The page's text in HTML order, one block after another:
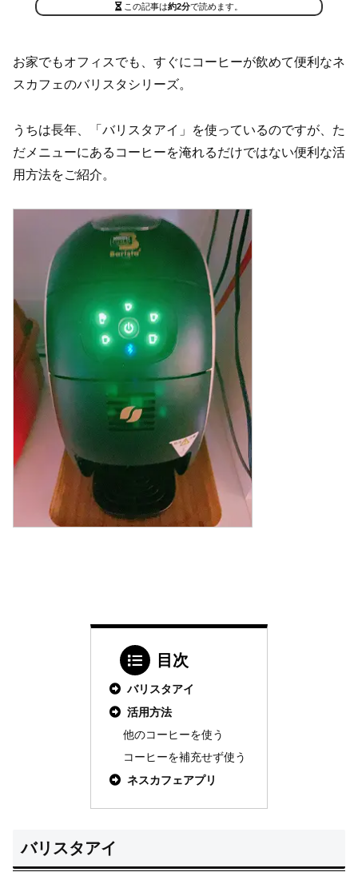
この記事は約2分で読めます。
お家でもオフィスでも、すぐにコーヒーが飲めて便利なネ
スカフェのバリスタシリーズ。
うちは長年、「バリスタアイ」を使っているのですが、た
だメニューにあるコーヒーを淹れるだけではない便利な活
用方法をご紹介。
目次
バリスタアイ
活用方法
他のコーヒーを使う
コーヒーを補充せず使う
ネスカフェアプリ
バリスタアイ